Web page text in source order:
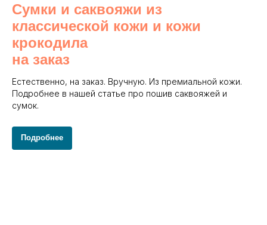
Сумки и саквояжи из
классической кожи и кожи
крокодила
на заказ
Естественно, на заказ. Вручную. Из премиальной кожи.
Подробнее в нашей статье про пошив саквояжей и
сумок.
Подробнее